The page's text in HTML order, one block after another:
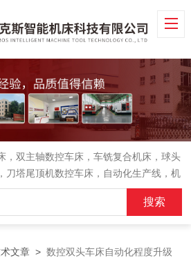
，双主轴数控车床，车铣复合机床，球头
刀塔尾顶机数控车床，自动化生产线，机
文章 >数控双头车床自动化程度升级